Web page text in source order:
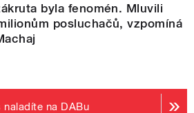
byla fenomén. Mluvili
posluchačů, vzpomíná
naladíte na DABu